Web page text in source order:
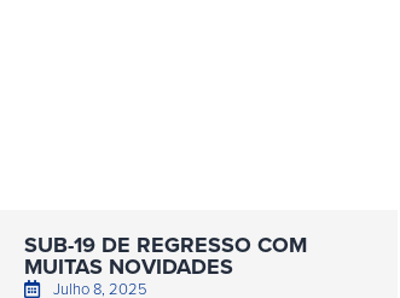
SUB-19 DE REGRESSO COM
MUITAS NOVIDADES
Julho 8, 2025